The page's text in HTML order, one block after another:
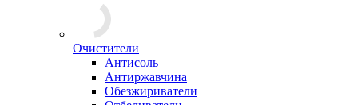
Очистители
Антисоль
Антиржавчина
Обезжириватели